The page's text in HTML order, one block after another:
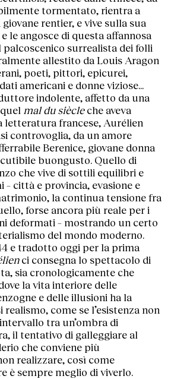
tormentato, rientra a
rentier, e vive sulla sua
le angosce di questa affannosa
palcoscenico surrealista dei folli
allestito da Louis Aragon
poeti, pittori, epicurei,
americani e donne viziose...
indolente, affetto da una
mal du siècleche aveva
francese, Aurélien
controvoglia, da un amore
Berenice, giovane donna
buongusto. Quello di
che vive di sottili equilibri e
città e provincia, evasione e
la continua tensione fra
forse ancora più reale per i
deformati – mostrando un certo
del mondo moderno.
e tradotto oggi per la prima
ci consegna lo spettacolo di
sia cronologicamente che
la vita interiore delle
e delle illusioni ha la
come se l’esistenza non
tra un’ombra di
il tentativo di galleggiare al
che conviene più
realizzare, così come
è sempre meglio di viverlo.